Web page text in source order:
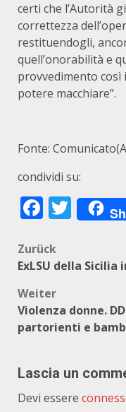
certi che l’Autorità
correttezza
restituendogli,
quell’onorabilità e
provvedimento
potere macchiare”.
Fonte:
condividi su:
Zurück
ExLSU della Sicilia
Weiter
Violenza donne.
partorienti e
Lascia un
Devi essere